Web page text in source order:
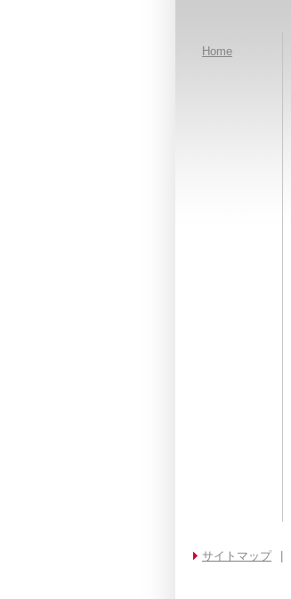
Home
サイトマップ